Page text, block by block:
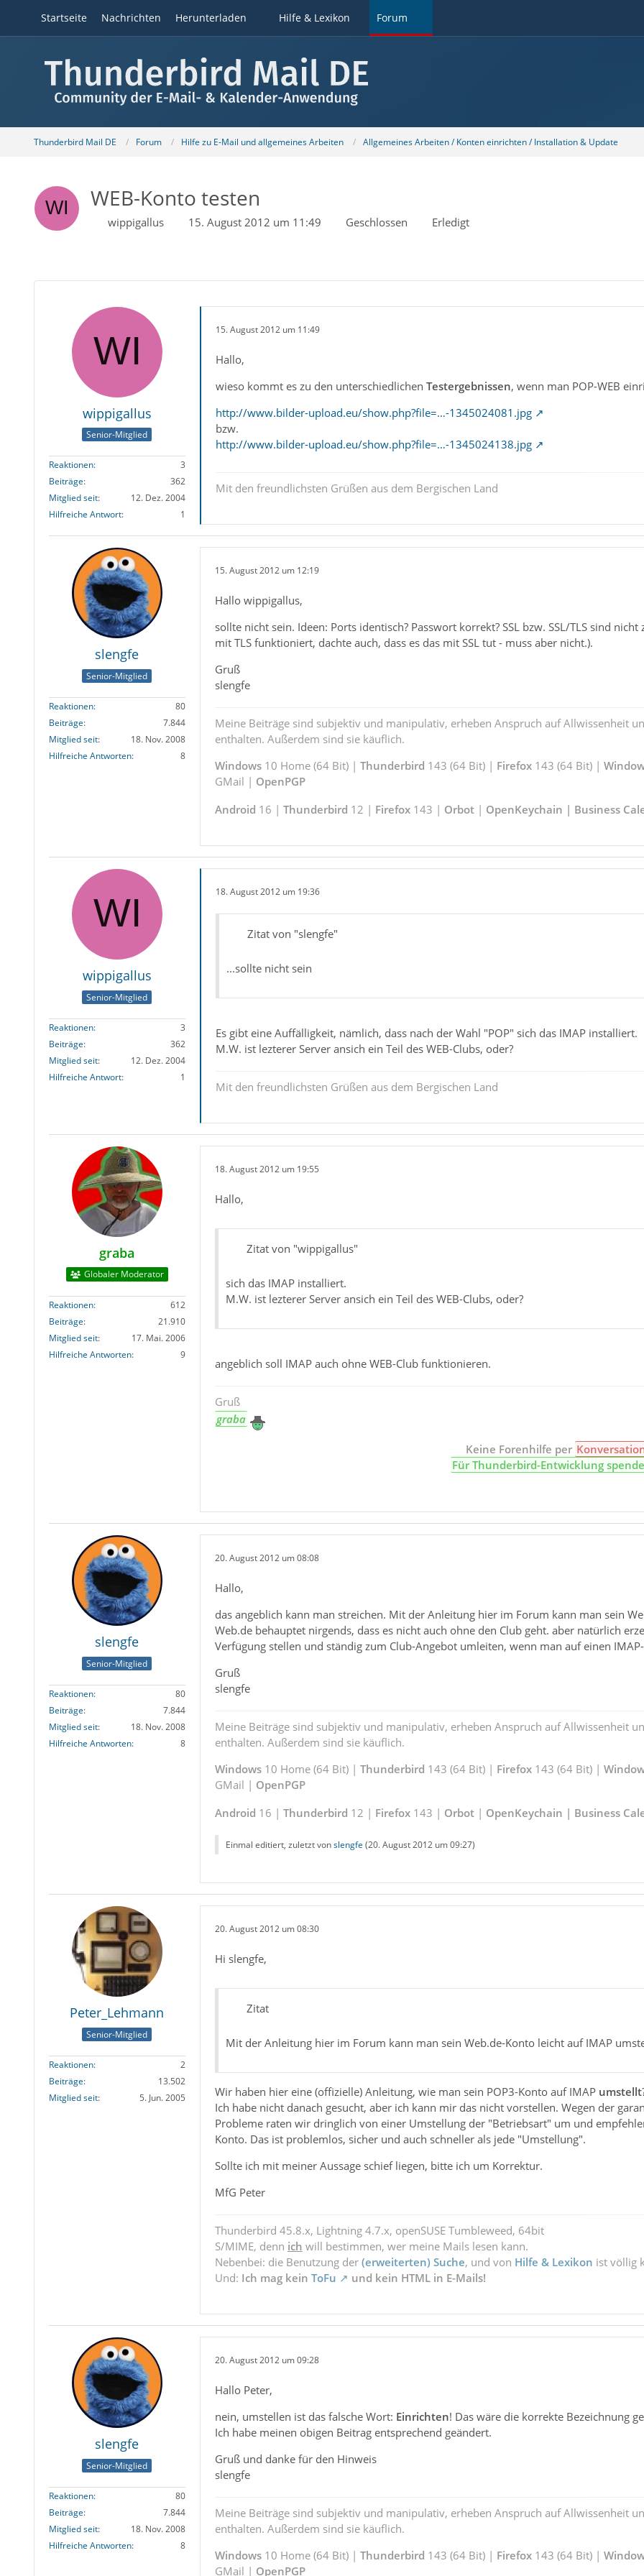
Startseite Nachrichten Herunterladen Hilfe & Lexikon Forum
Thunderbird Mail DE Forum Hilfe zu E-Mail und allgemeines Arbeiten Allgemeines Arbeiten / Konten einrichten / Installation & Update
WEB-Konto testen
wippigallus 15. August 2012 um 11:49 Geschlossen Erledigt
wippigallus
Senior-Mitglied
Reaktionen
3
Beiträge
362
Mitglied seit
12. Dez. 2004
Hilfreiche Antwort
1
15. August 2012 um 11:49
Hallo,
wieso kommt es zu den unterschiedlichen Testergebnissen, wenn man POP-WEB
http://www.bilder-upload.eu/show.php?file=…-1345024081.jpg
bzw.
http://www.bilder-upload.eu/show.php?file=…-1345024138.jpg
Mit den freundlichsten Grüßen aus dem Bergischen Land
slengfe
Senior-Mitglied
Reaktionen
80
Beiträge
7.844
Mitglied seit
18. Nov. 2008
Hilfreiche Antworten
8
15. August 2012 um 12:19
Hallo wippigallus,
sollte nicht sein. Ideen: Ports identisch? Passwort korrekt? SSL bzw. SSL/TLS sind
mit TLS funktioniert, dachte auch, dass es das mit SSL tut - muss aber nicht.).
Gruß
slengfe
Meine Beiträge sind subjektiv und manipulativ, erheben Anspruch auf Allwissenheit
enthalten. Außerdem sind sie käuflich.
Windows10 Home (64 Bit) | Thunderbird 143 (64 Bit) | Firefox143 (64 Bit) |
GMail | OpenPGP
Android 16 | Thunderbird 12 | Firefox143 | Orbot| OpenKeychain | Business
wippigallus
Senior-Mitglied
Reaktionen
3
Beiträge
362
Mitglied seit
12. Dez. 2004
Hilfreiche Antwort
1
18. August 2012 um 19:36
Zitat von "slengfe"
...sollte nicht sein
Es gibt eine Auffälligkeit, nämlich, dass nach der Wahl "POP" sich das IMAP installiert.
M.W. ist lezterer Server ansich ein Teil des WEB-Clubs, oder?
Mit den freundlichsten Grüßen aus dem Bergischen Land
graba
Globaler Moderator
Reaktionen
612
Beiträge
21.910
Mitglied seit
17. Mai. 2006
Hilfreiche Antworten
9
18. August 2012 um 19:55
Hallo,
Zitat von "wippigallus"
sich das IMAP installiert.
M.W. ist lezterer Server ansich ein Teil des WEB-Clubs, oder?
angeblich soll IMAP auch ohne WEB-Club funktionieren.
Gruß
graba
Keine Forenhilfe per
Für Thunderbird-Entwicklung
slengfe
Senior-Mitglied
Reaktionen
80
Beiträge
7.844
Mitglied seit
18. Nov. 2008
Hilfreiche Antworten
8
20. August 2012 um 08:08
Hallo,
das angeblich kann man streichen. Mit der Anleitung hier im Forum kann man sein
Web.de behauptet nirgends, dass es nicht auch ohne den Club geht. aber natürlich
Verfügung stellen und ständig zum Club-Angebot umleiten, wenn man auf einen
Gruß
slengfe
Meine Beiträge sind subjektiv und manipulativ, erheben Anspruch auf Allwissenheit
enthalten. Außerdem sind sie käuflich.
Windows10 Home (64 Bit) | Thunderbird 143 (64 Bit) | Firefox143 (64 Bit) |
GMail | OpenPGP
Android 16 | Thunderbird 12 | Firefox143 | Orbot| OpenKeychain | Business
Einmal editiert, zuletzt vonslengfe (20. August 2012 um 09:27)
Peter_Lehmann
Senior-Mitglied
Reaktionen
2
Beiträge
13.502
Mitglied seit
5. Jun. 2005
20. August 2012 um 08:30
Hi slengfe,
Zitat
Mit der Anleitung hier im Forum kann man sein Web.de-Konto leicht auf IMAP
Wir haben hier eine (offizielle) Anleitung, wie man sein POP3-Konto auf IMAP umstellt
Ich habe nicht danach gesucht, aber ich kann mir das nicht vorstellen. Wegen der
Probleme raten wir dringlich von einer Umstellung der "Betriebsart" um und
Konto. Das ist problemlos, sicher und auch schneller als jede "Umstellung".
Sollte ich mit meiner Aussage schief liegen, bitte ich um Korrektur.
MfG Peter
Thunderbird 45.8.x, Lightning 4.7.x, openSUSE Tumbleweed, 64bit
S/MIME, denn ich will bestimmen, wer meine Mails lesen kann.
Nebenbei: die Benutzung der (erweiterten) Suche, und von Hilfe & Lexikon ist völlig
Und: Ich mag kein ToFu und kein HTML in E-Mails!
slengfe
Senior-Mitglied
Reaktionen
80
Beiträge
7.844
Mitglied seit
18. Nov. 2008
Hilfreiche Antworten
8
20. August 2012 um 09:28
Hallo Peter,
nein, umstellen ist das falsche Wort: Einrichten! Das wäre die korrekte Bezeichnung
Ich habe meinen obigen Beitrag entsprechend geändert.
Gruß und danke für den Hinweis
slengfe
Meine Beiträge sind subjektiv und manipulativ, erheben Anspruch auf Allwissenheit
enthalten. Außerdem sind sie käuflich.
Windows10 Home (64 Bit) | Thunderbird 143 (64 Bit) | Firefox143 (64 Bit) |
GMail | OpenPGP